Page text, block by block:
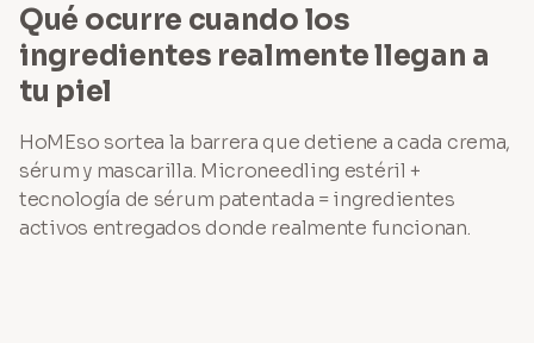
Qué ocurre cuando los
ingredientes realmente llegan a
tu piel
HoMEso sortea la barrera que detiene a cada crema,
sérum y mascarilla. Microneedling estéril +
tecnología de sérum patentada = ingredientes
activos entregados donde realmente funcionan.